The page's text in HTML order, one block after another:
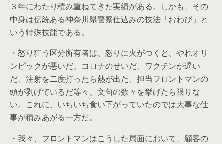
３年にわたり積み重ねてきた実績がある。しかも、その
中身は伝統ある神奈川県警察仕込みの技法「おわび」と
いう特殊技能である。
・怒り狂う区分所有者は、怒りに火がつくと、やれオリ
ンピックが悪いだ、コロナのせいだ、ワクチンが遅い
だ、注射を二度打ったら熱が出た、担当フロントマンの
頭が剥げているだ等々、文句の数々を挙げたら限りな
い。これに、いちいち食い下がっていたのでは大事な仕
事が積みあがる一方だ。
・我々、フロントマンはこうした局面において、顧客の